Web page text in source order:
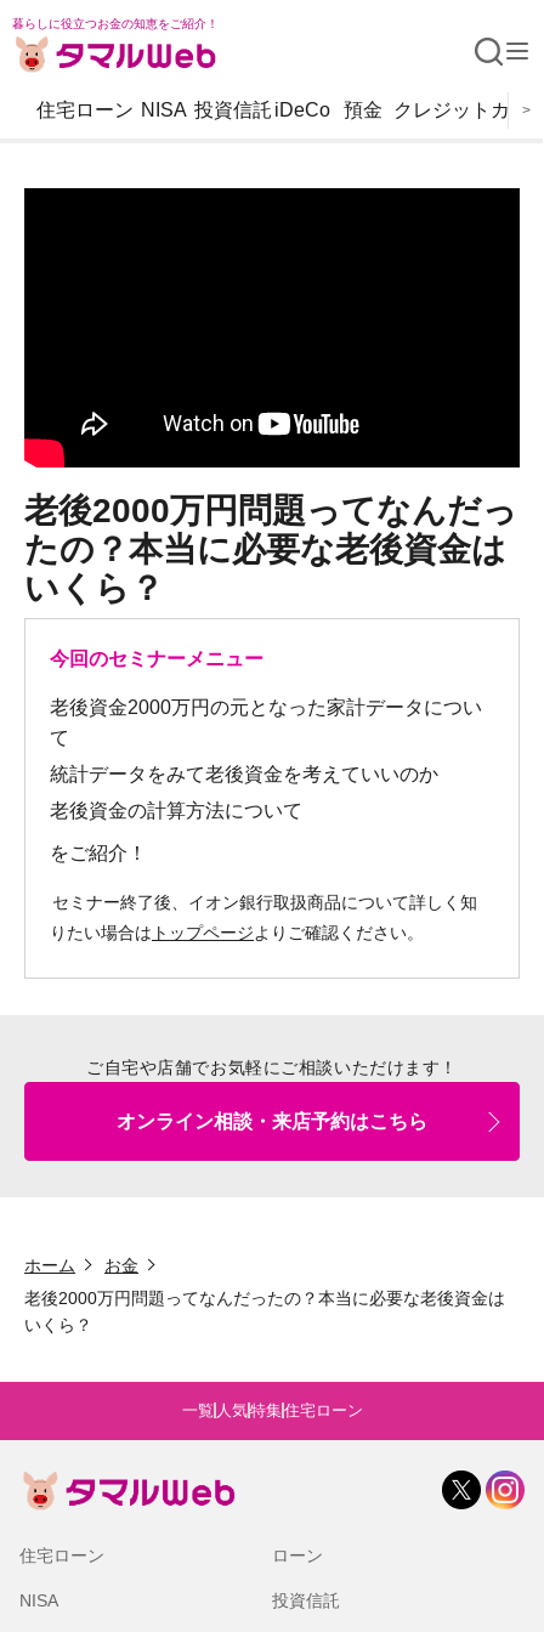
暮らしに役立つお金の知恵をご紹介！
住宅ローン NISA 投資信託 iDeCo 預金 クレジットカー
>
一覧 人気特集住宅ローン
老後2000万円問題ってなんだっ
たの？本当に必要な老後資金は
いくら？
今回のセミナーメニュー
老後資金2000万円の元となった家計データについ
て
統計データをみて老後資金を考えていいのか
老後資金の計算方法について
をご紹介！
セミナー終了後、イオン銀行取扱商品について詳しく知
りたい場合は トップページよりご確認ください。
ご自宅や店舗でお気軽にご相談いただけます！
オンライン相談・来店予約はこちら
ホーム
お金
老後2000万円問題ってなんだったの？本当に必要な老後資金は
いくら？
住宅ローン ローン
NISA 投資信託